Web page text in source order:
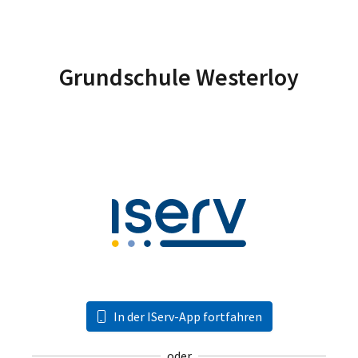
Grundschule Westerloy
In der IServ-App fortfahren